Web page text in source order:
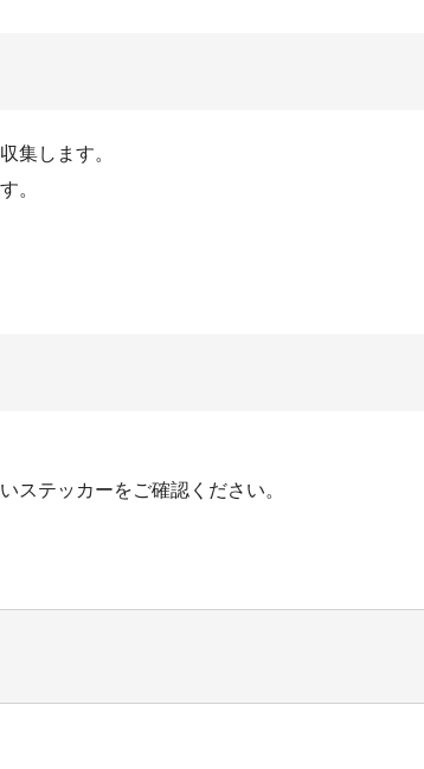
集します。
。
ステッカーをご確認ください。